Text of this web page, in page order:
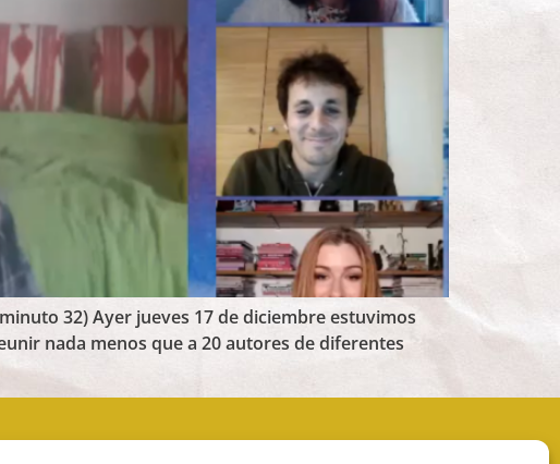
32) Ayer jueves 17 de diciembre estuvimos
nada menos que a 20 autores de diferentes